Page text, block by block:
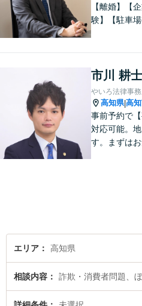
【離婚】【
験】【駐車場
い。
市川 耕士
やいろ法律事
高知県|高
事前予約で【
対応可能。
す。まずはお
エリア 高知県
相談内容 詐欺・消費者問題、